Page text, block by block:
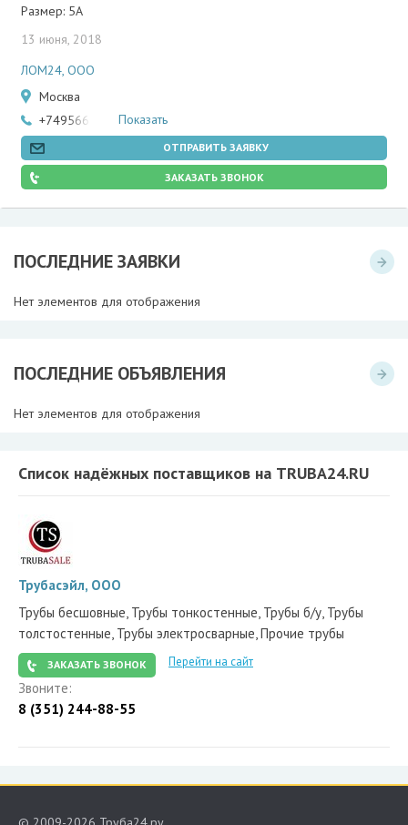
Размер: 5А
13 июня, 2018
ЛОМ24, ООО
Москва
+74956695915Показать
ОТПРАВИТЬ ЗАЯВКУ
ЗАКАЗАТЬ ЗВОНОК
ПОСЛЕДНИЕ ЗАЯВКИ
Нет элементов для отображения
ПОСЛЕДНИЕ ОБЪЯВЛЕНИЯ
Нет элементов для отображения
Список надёжных поставщиков на TRUBA24.RU
Трубасэйл, ООО
Трубы бесшовные, Трубы тонкостенные, Трубы б/у, Трубы
толстостенные, Трубы электросварные, Прочие трубы
ЗАКАЗАТЬ ЗВОНОК Перейти на сайт
Звоните:
8 (351) 244-88-55